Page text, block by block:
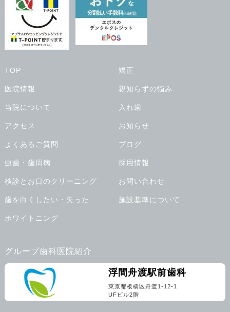
TOP
医院情報
当院について
アクセス
よくあるご質問
虫歯・歯周病
検診とお口のクリーニング
歯を白くしたい・失った
ホワイトニング
矯正
親知らずの悩み
入れ歯
お知らせ
ブログ
採用情報
お問い合わせ
施設基準について
グループ歯科医院紹介
浮間舟渡駅前歯科
東京都板橋区舟渡1-12-1
UFビル2階